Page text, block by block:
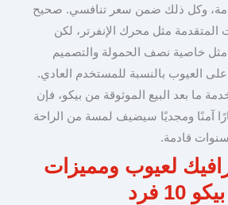
وكل ذلك ضمن سعر تنافسي. صحيح
المتقدمة مثل محرك الإنفرتر، لكن
مثل خاصية نصف الحمولة والتصميم
العيوب بالنسبة للمستخدم العادي.
ما بعد البيع الموثوقة من بيكو، فإن
آمنًا ومجديًا سيضيف لمسة من الراحة
قادمة.
لعيوب ومميزات
فرد